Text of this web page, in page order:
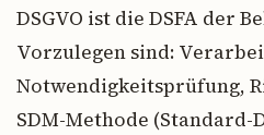
DSGVO ist die DSFA der
Vorzulegen sind:
Notwendigkeitsprüfung,
SDM-Methode